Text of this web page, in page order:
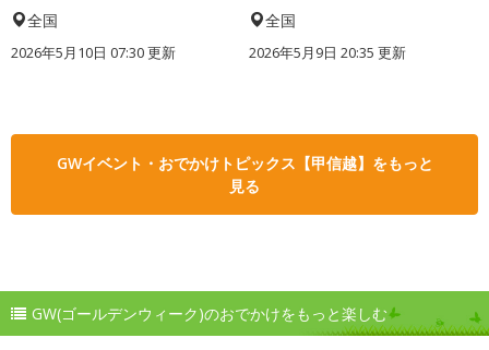
全国
2026年5月10日 07:30 更新
全国
2026年5月9日 20:35 更新
GWイベント・おでかけトピックス【甲信越】をもっと
見る
GW(ゴールデンウィーク)のおでかけをもっと楽しむ